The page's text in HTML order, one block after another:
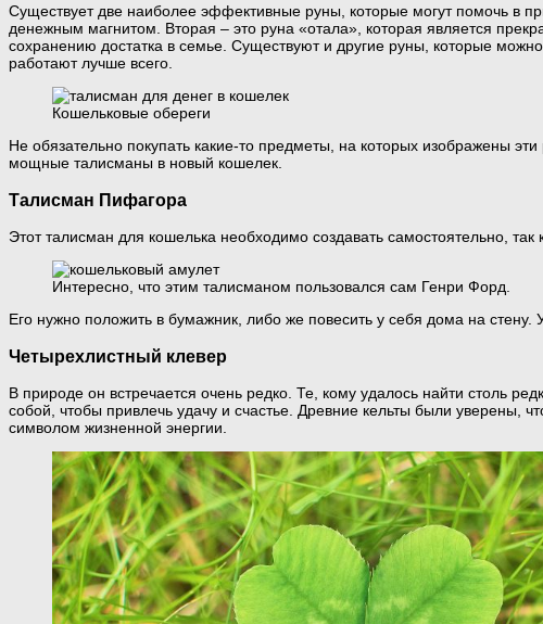
Существует две наиболее эффективные руны, которые могут помочь в
денежным магнитом. Вторая – это руна «отала», которая является
сохранению достатка в семье. Существуют и другие руны, которые
работают лучше всего.
Кошельковые обереги
Не обязательно покупать какие-то предметы, на которых изображены
мощные талисманы в новый кошелек.
Талисман Пифагора
Этот талисман для кошелька необходимо создавать самостоятельно,
Интересно, что этим талисманом пользовался сам Генри Форд.
Его нужно положить в бумажник, либо же повесить у себя дома на
Четырехлистный клевер
В природе он встречается очень редко. Те, кому удалось найти столь
собой, чтобы привлечь удачу и счастье. Древние кельты были уверены,
символом жизненной энергии.